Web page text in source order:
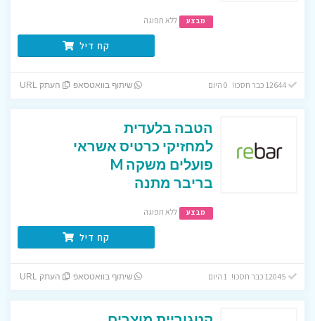
מבצע ללא תפוגה
קח דיל
12644 כבר חסכו! 0 היום שיתוף בוואטסאפ העתק URL
הטבה בלעדית
למחזיקי כרטיס אשראי
פועלים משקה M
בריבר מתנה
מבצע ללא תפוגה
קח דיל
שיתוף בוואטסאפ העתק URL